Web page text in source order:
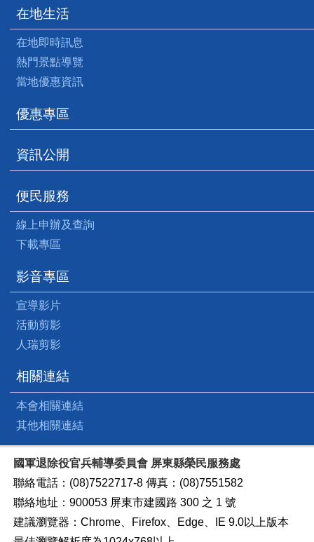
在地生活
在地即時訊息
熱門景點導覽
當地優惠資訊
優惠專區
資訊公開
便民服務
線上申辦及查詢
下載專區
影音專區
宣導影片
活動剪影
人瑞剪影
相關連結
本會相關連結
其他相關連結
國軍退除役官兵輔導委員會 屏東縣榮民服務處
聯絡電話：(08)7522717-8 傳真：(08)7551582
聯絡地址：900053 屏東市建國路 300 之 1 號
建議瀏覽器：Chrome、Firefox、Edge、IE 9.0以上版本